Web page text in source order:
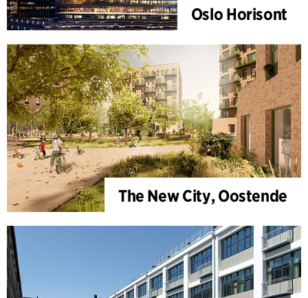
Oslo Horisont
The New City, Oostende